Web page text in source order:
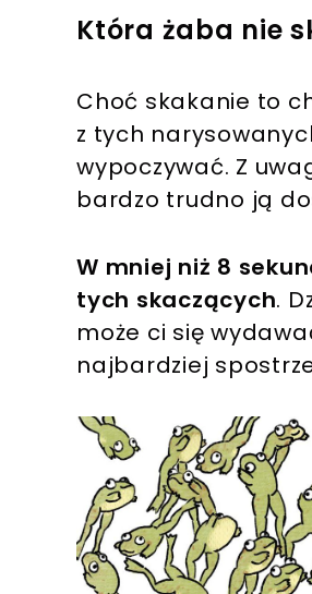
Która żaba nie
Choć skakanie to
z tych
wypoczywać. Z
bardzo trudno ją
W mniej niż 8
tych skaczących.
może ci się
najbardziej